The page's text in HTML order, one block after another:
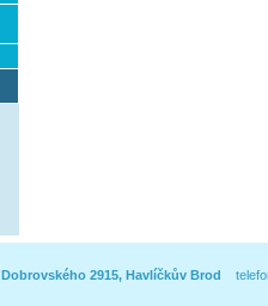
Dobrovského 2915, Havlíčkův Brod